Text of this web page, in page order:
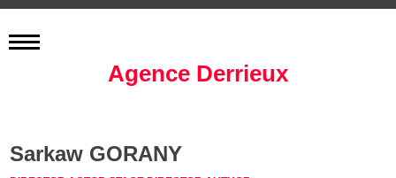
Agence Derrieux
Sarkaw GORANY